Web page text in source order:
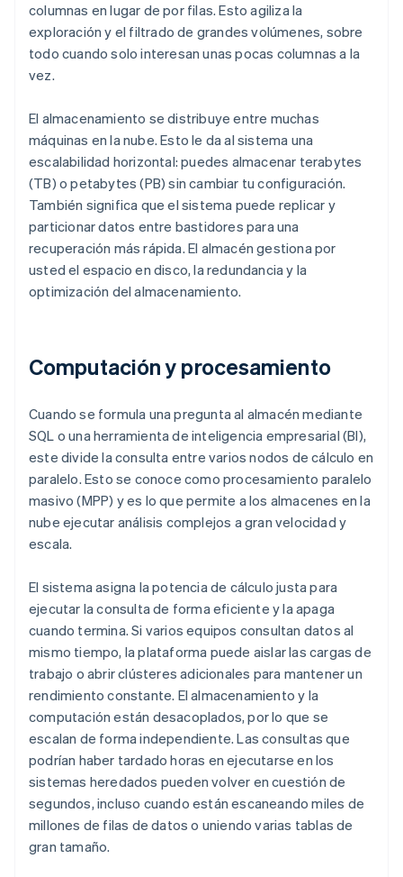
columnas en lugar de por filas. Esto agiliza la
exploración y el filtrado de grandes volúmenes, sobre
todo cuando solo interesan unas pocas columnas a la
vez.
El almacenamiento se distribuye entre muchas
máquinas en la nube. Esto le da al sistema una
escalabilidad horizontal: puedes almacenar terabytes
(TB) o petabytes (PB) sin cambiar tu configuración.
También significa que el sistema puede replicar y
particionar datos entre bastidores para una
recuperación más rápida. El almacén gestiona por
usted el espacio en disco, la redundancia y la
optimización del almacenamiento.
Computación y procesamiento
Cuando se formula una pregunta al almacén mediante
SQL o una herramienta de inteligencia empresarial (BI),
este divide la consulta entre varios nodos de cálculo en
paralelo. Esto se conoce como procesamiento paralelo
masivo (MPP) y es lo que permite a los almacenes en la
nube ejecutar análisis complejos a gran velocidad y
escala.
El sistema asigna la potencia de cálculo justa para
ejecutar la consulta de forma eficiente y la apaga
cuando termina. Si varios equipos consultan datos al
mismo tiempo, la plataforma puede aislar las cargas de
trabajo o abrir clústeres adicionales para mantener un
rendimiento constante. El almacenamiento y la
computación están desacoplados, por lo que se
escalan de forma independiente. Las consultas que
podrían haber tardado horas en ejecutarse en los
sistemas heredados pueden volver en cuestión de
segundos, incluso cuando están escaneando miles de
millones de filas de datos o uniendo varias tablas de
gran tamaño.